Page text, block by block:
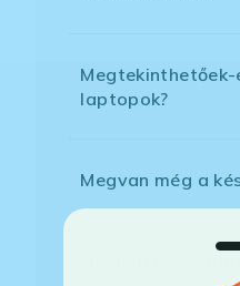
Megtekinthetőek-
laptopok?
Megvan még a